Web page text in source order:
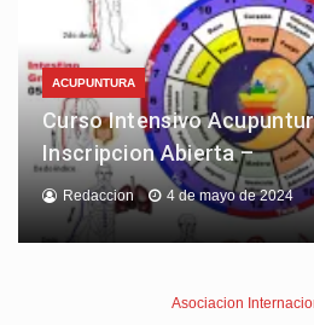
ACUPUNTURA
Curso Intensivo
Inscripcion Abierta –
Redaccion 4 de mayo de 2024
Asociacion